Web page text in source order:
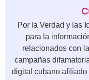
Por la Verdad y las
para la
relacionados con
campañas
digital cubano